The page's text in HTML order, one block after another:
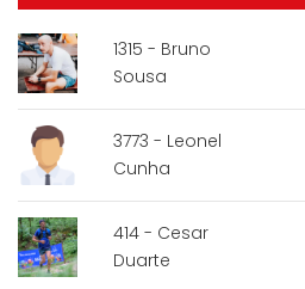
1315 - Bruno
Sousa
3773 - Leonel
Cunha
414 - Cesar
Duarte